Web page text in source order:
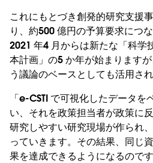
これにもとづき創発的研究支援
り、約500 億円の予算要求につ
2021 年4 月からは新たな「科学
本計画」の5 か年が始まります
う議論のベースとしても活用され
「e-CSTI で可視化したデータ
い、それを政策担当者が政策に
研究しやすい研究現場が作られ
っていきます。その結果、同じ
果を達成できるようになるので